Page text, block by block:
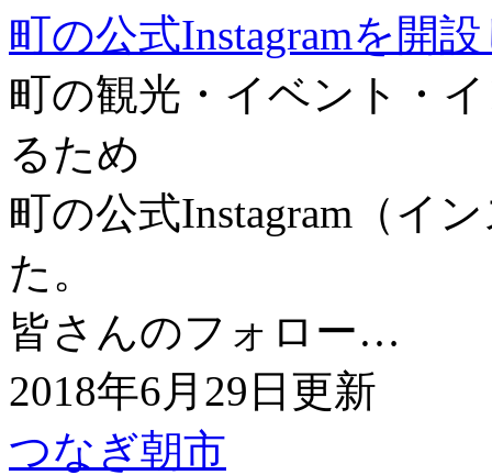
町の公式Instagramを開
町の観光・イベント・
るため
町の公式Instagram（イ
た。
皆さんのフォロー…
2018年6月29日更新
つなぎ朝市